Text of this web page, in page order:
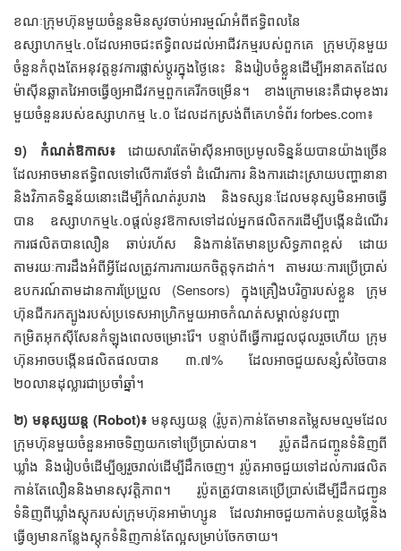
ខណៈក្រុមហ៊ុនមួយចំនួនមិនសូវចាប់អារម្មណ៍អំពីឥទ្ធិពលនៃ
ឧស្សាហកម្ម៤.០ដែលអាចជះឥទ្ធិពលដល់អាជីវកម្មរបស់ពួកគេ ក្រុមហ៊ុនមួយ
ចំនួនកំពុងតែអនុវត្តនូវការផ្លាស់ប្ដូរក្នុងថ្ងៃនេះ និងរៀបចំខ្លួនដើម្បីអនាគតដែល
ម៉ាស៊ីនឆ្លាតវៃអាចធ្វើឲ្យអាជីវកម្មពួកគេរីកចម្រើន។ ខាងក្រោមនេះគឺជាមុខងារ
មួយចំនួនរបស់ឧស្សាហកម្ម ៤.០ ដែលដកស្រង់ពីគេហទំព័រ forbes.com៖
១) កំណត់ឱកាស៖ដោយសារតែម៉ាស៊ីនអាចប្រមូលទិន្នន័យបានយ៉ាងច្រើន
ដែលអាចមានឥទ្ធិពលទៅលើការថែទាំ ដំណើរការ និងការដោះស្រាយបញ្ហានានា
និងវិភាគទិន្នន័យនោះដើម្បីកំណត់រូបរាង និងទស្សនៈដែលមនុស្សមិនអាចធ្វើ
បាន ឧស្សាហកម្ម៤.០ផ្ដល់នូវឱកាសទៅដល់អ្នកផលិតករដើម្បីបង្កើនដំណើរ
ការផលិតបានលឿន ឆាប់រហ័ស និងកាន់តែមានប្រសិទ្ធភាពខ្ពស់ ដោយ
តាមរយៈការដឹងអំពីអ្វីដែលត្រូវការការយកចិត្តទុកដាក់។ តាមរយៈការប្រើប្រាស់
ឧបករណ៍តាមដានការប្រែប្រួល (Sensors) ក្នុងគ្រឿងបរិក្ខារបស់ខ្លួន ក្រុម
ហ៊ុនជីករកត្បូងរបស់ប្រទេសអាហ្រិកមួយអាចកំណត់សម្គាល់នូវបញ្ហា
កម្រិតអុកស៊ីសែនកំឡុងពេលចម្រោះរ៉ែ។ បន្ទាប់ពីធ្វើការជួលជុលរួចហើយ ក្រុម
ហ៊ុនអាចបង្កើនផលិតផលបាន ៣.៧% ដែលអាចជួយសន្សំសំចៃបាន
២០លានដុល្លារជាប្រចាំឆ្នាំ។
២) មនុស្សយន្ត (Robot)៖ មនុស្សយន្ត (រ៉ូបូត)កាន់តែមានតម្លៃសមល្មមដែល
ក្រុមហ៊ុនមួយចំនួនអាចទិញយកទៅប្រើប្រាស់បាន។ រូប៉ូតដឹកជញ្ចូនទំនិញពី
ឃ្លាំង និងរៀបចំដើម្បីឲ្យរួចរាល់ដើម្បីដឹកចេញ។ រូប៉ូតអាចជួយទៅដល់ការផលិត
កាន់តែលឿននិងមានសុវត្តិភាព។ រូប៉ូតត្រូវបានគេប្រើប្រាស់ដើម្បីដឹកជញ្ជូន
ទំនិញពីឃ្លាំងស្ដុករបស់ក្រុមហ៊ុនអាម៉ាហ្សូន ដែលវាអាចជួយកាត់បន្ថយថ្លៃនិង
ធ្វើឲ្យមានកន្លែងស្ដុកទំនិញកាន់តែល្អសម្រាប់ចែកចាយ។